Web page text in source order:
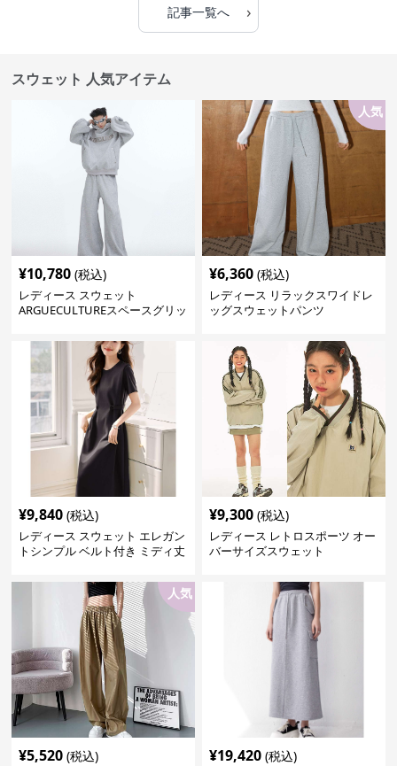
記事一覧へ ›
スウェット 人気アイテム
¥10,780 (税込)
レディース スウェット
ARGUECULTUREスペースグリッ
人気
¥6,360 (税込)
レディース リラックスワイドレ
ッグスウェットパンツ
¥9,840 (税込)
レディース スウェット エレガン
トシンプル ベルト付き ミディ丈
¥9,300 (税込)
レディース レトロスポーツ オー
バーサイズスウェット
人気
¥5,520 (税込) ¥19,420 (税込)